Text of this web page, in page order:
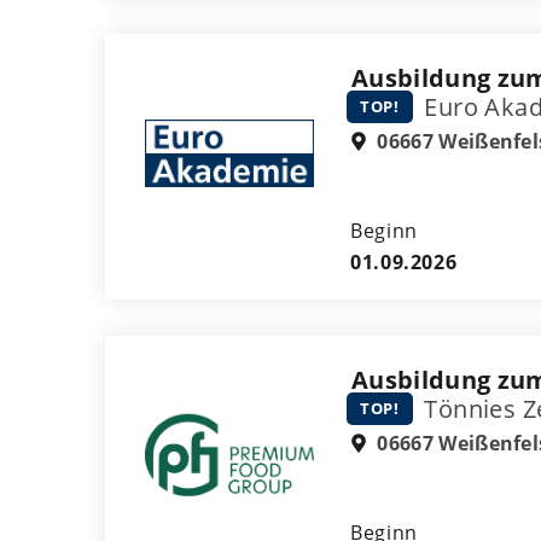
Ausbildung
TOP! Euro
06667
Beginn
01.09.2026
Ausbildung
TOP! Tönnies
06667
Beginn